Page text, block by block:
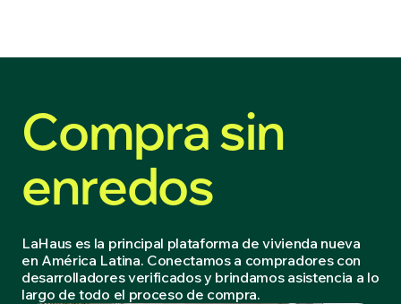
Compra sin
enredos
LaHaus es la principal plataforma de vivienda nueva
en América Latina. Conectamos a compradores con
desarrolladores verificados y brindamos asistencia a lo
largo de todo el proceso de compra.